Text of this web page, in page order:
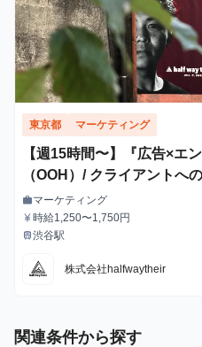
東京都 マーケティング
【週15時間〜】『広告×エ
（OOH）/ クライアントへ
支えるインターン！
職種
workマーケティング
給与
currency_yen時給1,250〜1,750円
最寄駅
train渋谷駅
株式会社halfwaytheir
関連条件から探す